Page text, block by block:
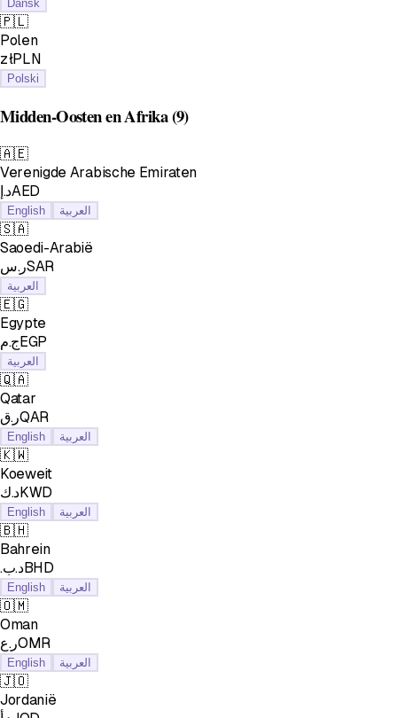
Dansk
🇵🇱
Polen
złPLN
Polski
Midden-Oosten en Afrika(9)
🇦🇪
Verenigde Arabische Emiraten
د.إAED
English العربية
🇸🇦
Saoedi-Arabië
ر.سSAR
العربية
🇪🇬
Egypte
ج.مEGP
العربية
🇶🇦
Qatar
ر.قQAR
English العربية
🇰🇼
Koeweit
د.كKWD
English العربية
🇧🇭
Bahrein
.د.بBHD
English العربية
🇴🇲
Oman
ر.عOMR
English العربية
🇯🇴
Jordanië